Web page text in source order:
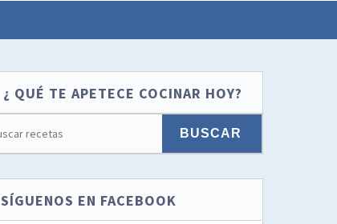
¿ QUÉ TE APETECE COCINAR HOY?
SÍGUENOS EN FACEBOOK